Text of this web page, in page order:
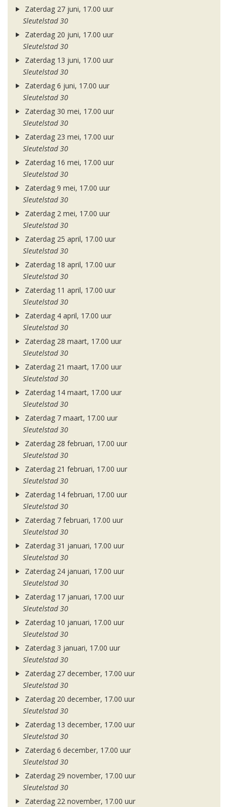
Zaterdag 27 juni, 17.00 uur
Sleutelstad 30
Zaterdag 20 juni, 17.00 uur
Sleutelstad 30
Zaterdag 13 juni, 17.00 uur
Sleutelstad 30
Zaterdag 6 juni, 17.00 uur
Sleutelstad 30
Zaterdag 30 mei, 17.00 uur
Sleutelstad 30
Zaterdag 23 mei, 17.00 uur
Sleutelstad 30
Zaterdag 16 mei, 17.00 uur
Sleutelstad 30
Zaterdag 9 mei, 17.00 uur
Sleutelstad 30
Zaterdag 2 mei, 17.00 uur
Sleutelstad 30
Zaterdag 25 april, 17.00 uur
Sleutelstad 30
Zaterdag 18 april, 17.00 uur
Sleutelstad 30
Zaterdag 11 april, 17.00 uur
Sleutelstad 30
Zaterdag 4 april, 17.00 uur
Sleutelstad 30
Zaterdag 28 maart, 17.00 uur
Sleutelstad 30
Zaterdag 21 maart, 17.00 uur
Sleutelstad 30
Zaterdag 14 maart, 17.00 uur
Sleutelstad 30
Zaterdag 7 maart, 17.00 uur
Sleutelstad 30
Zaterdag 28 februari, 17.00 uur
Sleutelstad 30
Zaterdag 21 februari, 17.00 uur
Sleutelstad 30
Zaterdag 14 februari, 17.00 uur
Sleutelstad 30
Zaterdag 7 februari, 17.00 uur
Sleutelstad 30
Zaterdag 31 januari, 17.00 uur
Sleutelstad 30
Zaterdag 24 januari, 17.00 uur
Sleutelstad 30
Zaterdag 17 januari, 17.00 uur
Sleutelstad 30
Zaterdag 10 januari, 17.00 uur
Sleutelstad 30
Zaterdag 3 januari, 17.00 uur
Sleutelstad 30
Zaterdag 27 december, 17.00 uur
Sleutelstad 30
Zaterdag 20 december, 17.00 uur
Sleutelstad 30
Zaterdag 13 december, 17.00 uur
Sleutelstad 30
Zaterdag 6 december, 17.00 uur
Sleutelstad 30
Zaterdag 29 november, 17.00 uur
Sleutelstad 30
Zaterdag 22 november, 17.00 uur